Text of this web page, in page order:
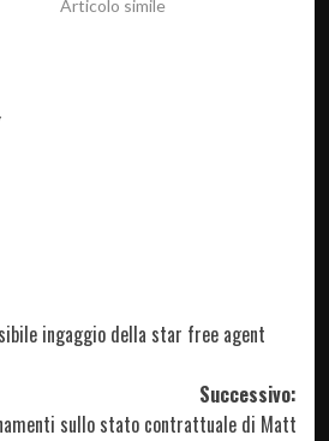
Articolo simile
ingaggio della star free agent
Successivo:
sullo stato contrattuale di Matt